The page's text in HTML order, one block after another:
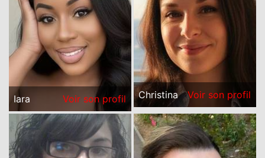
Iara Voir son profil Christina Voir son profil